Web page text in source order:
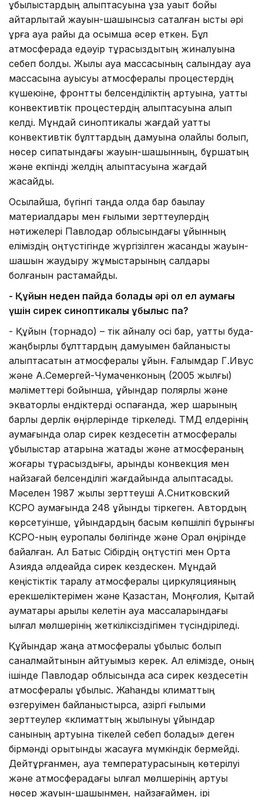
құбылыстардың қалыптасуына ұзақ уақыт бойы
айтарлықтай жауын-шашынсыз сақталған ыстық әрі
құрғақ ауа райы да қосымша әсер еткен. Бұл
атмосферада едәуір тұрақсыздықтың жиналуына
себеп болды. Жылы ауа массасының салқындау ауа
массасына ауысуы атмосфералық процестердің
күшеюіне, фронттық белсенділіктің артуына, қуатты
конвективтік процестердің қалыптасуына алып
келді. Мұндай синоптикалық жағдай қуатты
конвективтік бұлттардың дамуына қолайлы болып,
нөсер сипатындағы жауын-шашынның, бұршақтың
және екпінді желдің қалыптасуына жағдай
жасайды.
Осылайша, бүгінгі таңда қолда бар бақылау
материалдары мен ғылыми зерттеулердің
нәтижелері Павлодар облысындағы құйынның
еліміздің оңтүстігінде жүргізілген жасанды жауын-
шашын жаудыру жұмыстарының салдары
болғанын растамайды.
- Құйын неден пайда болады әрі ол ел аумағы
үшін сирек синоптикалық құбылыс па?
- Құйын (торнадо) – тік айналу осі бар, қуатты будақ-
жаңбырлы бұлттардың дамуымен байланысты
қалыптасатын атмосфералық құйын. Ғалымдар Г.Ивус
және А.Семергей-Чумаченконың (2005 жылғы)
мәліметтері бойынша, құйындар полярлық және
экваторлық ендіктерді қоспағанда, жер шарының
барлық дерлік өңірлерінде тіркеледі. ТМД елдерінің
аумағында олар сирек кездесетін атмосфералық
құбылыстар қатарына жатады және атмосфераның
жоғары тұрақсыздығы, қарқынды конвекция мен
найзағай белсенділігі жағдайында қалыптасады.
Мәселен 1987 жылы зерттеуші А.Снитковский
КСРО аумағында 248 құйынды тіркеген. Автордың
көрсетуінше, құйындардың басым көпшілігі бұрынғы
КСРО-ның еуропалық бөлігінде және Орал өңірінде
байқалған. Ал Батыс Сібірдің оңтүстігі мен Орта
Азияда әлдеқайда сирек кездескен. Мұндай
кеңістіктік таралу атмосфералық циркуляцияның
ерекшеліктерімен және Қазақстан, Моңғолия, Қытай
аумақтары арқылы келетін ауа массаларындағы
ылғал мөлшерінің жеткіліксіздігімен түсіндіріледі.
Құйындар жаңа атмосфералық құбылыс болып
саналмайтынын айтуымыз керек. Ал елімізде, оның
ішінде Павлодар облысында аса сирек кездесетін
атмосфералық құбылыс. Жаһандық климаттың
өзгеруімен байланыстырсақ, қазіргі ғылыми
зерттеулер «климаттың жылынуы құйындар
санының артуына тікелей себеп болады» деген
бірмәнді қорытынды жасауға мүмкіндік бермейді.
Дейтұрғанмен, ауа температурасының көтерілуі
және атмосферадағы ылғал мөлшерінің артуы
нөсер жауын-шашынмен, найзағаймен, ірі